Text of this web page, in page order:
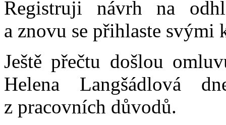
Registruji návrh na
a znovu se přihlaste svými
Ještě přečtu došlou
Helena Langšádlová
z pracovních důvodů.